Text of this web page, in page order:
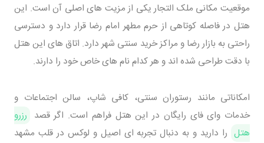
موقعیت مکانی ملک التجار یکی از مزیت های اصلی آن است. این
هتل در فاصله کوتاهی از حرم مطهر امام رضا قرار دارد و دسترسی
راحتی به بازار رضا و مراکز خرید سنتی شهر دارد. اتاق های این هتل
با دقت طراحی شده اند و هر کدام نام های خاص خود را دارند.
امکاناتی مانند رستوران سنتی، کافی شاپ، سالن اجتماعات و
خدمات وای فای رایگان در این هتل فراهم است. اگر قصد رزرو
هتل را دارید و به دنبال تجربه ای اصیل و لوکس در قلب مشهد